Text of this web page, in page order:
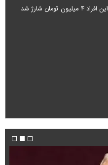
این افراد ۴ میلیون تومان شارژ شد